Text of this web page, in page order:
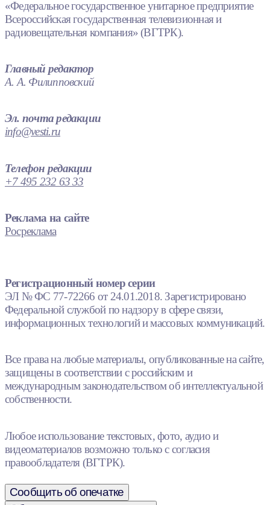
«Федеральное государственное унитарное предприятие
Всероссийская государственная телевизионная и
радиовещательная компания» (ВГТРК).
Главный редактор
А. А. Филипповский
Эл. почта редакции
info@vesti.ru
Телефон редакции
+7 495 232 63 33
Реклама на сайте
Росреклама
Регистрационный номер серии
ЭЛ № ФС 77-72266 от 24.01.2018. Зарегистрировано
Федеральной службой по надзору в сфере связи,
информационных технологий и массовых коммуникаций.
Все права на любые материалы, опубликованные на сайте,
защищены в соответствии с российским и
международным законодательством об интеллектуальной
собственности.
Любое использование текстовых, фото, аудио и
видеоматериалов возможно только с согласия
правообладателя (ВГТРК).
Сообщить об опечатке